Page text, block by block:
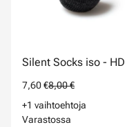
Silent Socks iso - HD
7,60 €8,00 €
+1 vaihtoehtoja
Varastossa